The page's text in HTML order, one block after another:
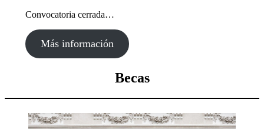
Convocatoria cerrada…
Más información
Becas